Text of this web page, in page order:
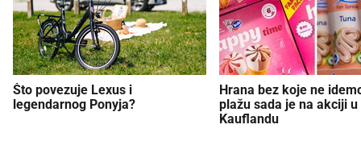
Što povezuje Lexus i
legendarnog Ponyja?
Hrana bez koje ne
plažu sada je na akciji u
Kauflandu